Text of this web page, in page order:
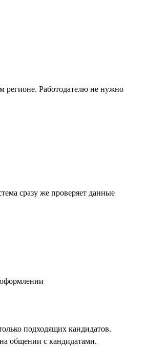
регионе. Работодателю не нужно
сразу же проверяет данные
подходящих кандидатов.
общении с кандидатами.